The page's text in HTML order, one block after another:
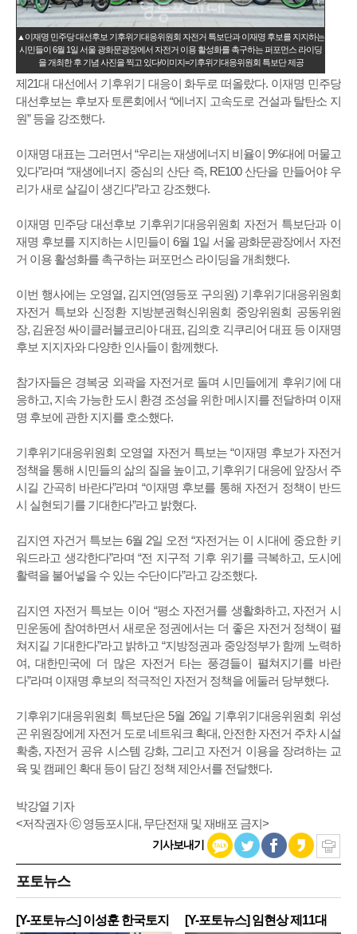
▲이재명 민주당 대선후보 기후위기대응위원회 자전거 특보단과 이재명 후보를 지지하는
시민들이 6월 1일 서울 광화문광장에서 자전거 이용 활성화를 촉구하는 퍼포먼스 라이딩
을 개최한 후 기념 사진을 찍고 있다/이미지=기후위기대응위원회 특보단 제공
제21대 대선에서 기후위기 대응이 화두로 떠올랐다. 이재명 민주당
대선후보는 후보자 토론회에서 “에너지 고속도로 건설과 탈탄소 지
원” 등을 강조했다.
이재명 대표는 그러면서 “우리는 재생에너지 비율이 9%대에 머물고
있다”라며 “재생에너지 중심의 산단 즉, RE100 산단을 만들어야 우
리가 새로 살길이 생긴다”라고 강조했다.
이재명 민주당 대선후보 기후위기대응위원회 자전거 특보단과 이
재명 후보를 지지하는 시민들이 6월 1일 서울 광화문광장에서 자전
거 이용 활성화를 촉구하는 퍼포먼스 라이딩을 개최했다.
이번 행사에는 오영열, 김지연(영등포 구의원) 기후위기대응위원회
자전거 특보와 신정환 지방분권혁신위원회 중앙위원회 공동위원
장, 김윤정 싸이클러블코리아 대표, 김의호 긱쿠리어 대표 등 이재명
후보 지지자와 다양한 인사들이 함께했다.
참가자들은 경복궁 외곽을 자전거로 돌며 시민들에게 후위기에 대
응하고, 지속 가능한 도시 환경 조성을 위한 메시지를 전달하며 이재
명 후보에 관한 지지를 호소했다.
기후위기대응위원회 오영열 자전거 특보는 “이재명 후보가 자전거
정책을 통해 시민들의 삶의 질을 높이고, 기후위기 대응에 앞장서 주
시길 간곡히 바란다”라며 “이재명 후보를 통해 자전거 정책이 반드
시 실현되기를 기대한다”라고 밝혔다.
김지연 자건거 특보는 6월 2일 오전 “자전거는 이 시대에 중요한 키
워드라고 생각한다”라며 “전 지구적 기후 위기를 극복하고, 도시에
활력을 불어넣을 수 있는 수단이다”라고 강조했다.
김지연 자전거 특보는 이어 “평소 자전거를 생활화하고, 자전거 시
민운동에 참여하면서 새로운 정권에서는 더 좋은 자전거 정책이 펼
쳐지길 기대한다”라고 밝하고 “지방정권과 중앙정부가 함께 노력하
여, 대한민국에 더 많은 자전거 타는 풍경들이 펼쳐지기를 바란
다”라며 이재명 후보의 적극적인 자전거 정책을 에둘러 당부했다.
기후위기대응위원회 특보단은 5월 26일 기후위기대응위원회 위성
곤 위원장에게 자전거 도로 네트워크 확대, 안전한 자전거 주차 시설
확충, 자전거 공유 시스템 강화, 그리고 자전거 이용을 장려하는 교
육 및 캠페인 확대 등이 담긴 정책 제안서를 전달했다.
박강열 기자
<저작권자 ⓒ 영등포시대, 무단전재 및 재배포 금지>
기사보내기
포토뉴스
[Y-포토뉴스] 이성훈 한국토지
[Y-포토뉴스] 임현상 제11대